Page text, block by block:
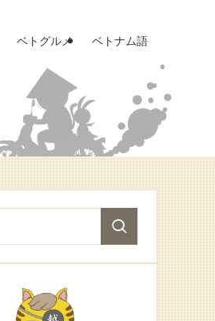
ベトグルメ ベトナム語